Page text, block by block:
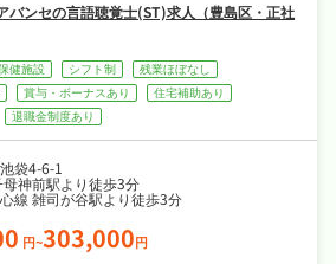
バンセの言語聴覚士(ST)求人（豊島区・正社
健施設 シフト制
残業ほぼなし
賞与・ボーナスあり
住宅補助あり
退職金制度あり
袋4-6-1
神前駅より徒歩3分
線 雑司が谷駅より徒歩3分
円~303,000円